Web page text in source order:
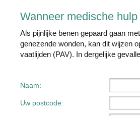
Wanneer medische
Als pijnlijke benen gepaard gaan
genezende wonden, kan dit wijzen
vaatlijden (PAV). In dergelijke
Naam:
Uw postcode: